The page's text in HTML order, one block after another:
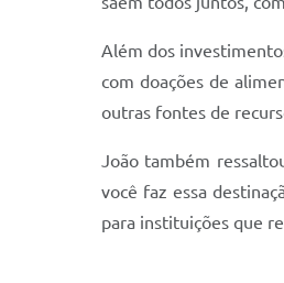
Além dos
com doações de
outras fontes de
João também
você faz essa
para instituições que